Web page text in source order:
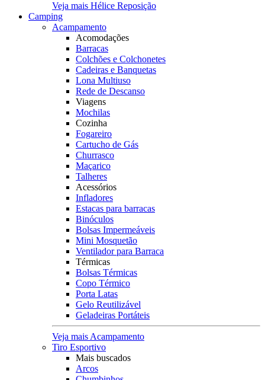
Veja mais Hélice Reposição
Camping
Acampamento
Acomodações
Barracas
Colchões e Colchonetes
Cadeiras e Banquetas
Lona Multiuso
Rede de Descanso
Viagens
Mochilas
Cozinha
Fogareiro
Cartucho de Gás
Churrasco
Maçarico
Talheres
Acessórios
Infladores
Estacas para barracas
Binóculos
Bolsas Impermeáveis
Mini Mosquetão
Ventilador para Barraca
Térmicas
Bolsas Térmicas
Copo Térmico
Porta Latas
Gelo Reutilizável
Geladeiras Portáteis
Veja mais Acampamento
Tiro Esportivo
Mais buscados
Arcos